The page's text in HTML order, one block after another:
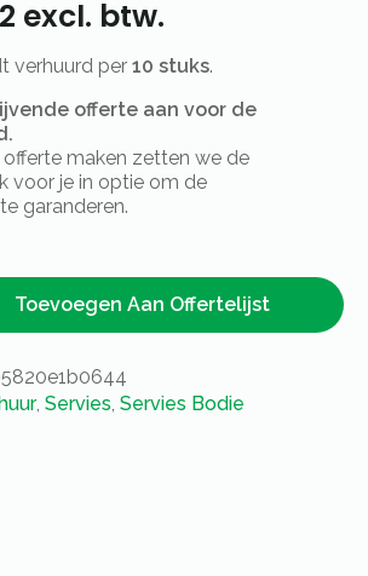
excl. btw.
verhuurd per 10 stuks.
offerte aan voor de
maken zetten we de
voor je in optie om de
garanderen.
Toevoegen Aan Offertelijst
, Servies Servies Bodie